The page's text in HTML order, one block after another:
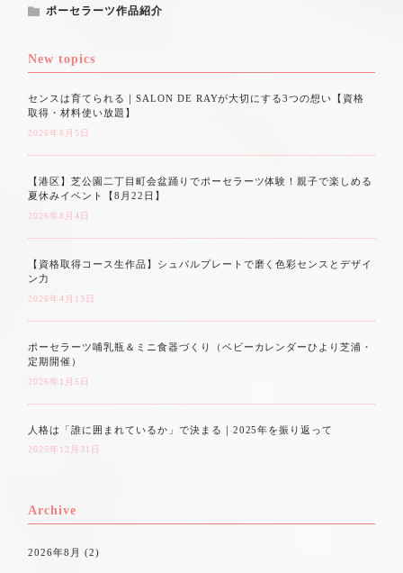
ポーセラーツ作品紹介
New topics
センスは育てられる｜SALON DE RAYが大切にする3つの想い【資格
取得・材料使い放題】
2026年8月5日
【港区】芝公園二丁目町会盆踊りでポーセラーツ体験！親子で楽しめる
夏休みイベント【8月22日】
2026年8月4日
【資格取得コース生作品】シュバルプレートで磨く色彩センスとデザイ
ン力
2026年4月13日
ポーセラーツ哺乳瓶＆ミニ食器づくり（ベビーカレンダーひより芝浦・
定期開催）
2026年1月5日
人格は「誰に囲まれているか」で決まる｜2025年を振り返って
2025年12月31日
Archive
2026年8月 (2)